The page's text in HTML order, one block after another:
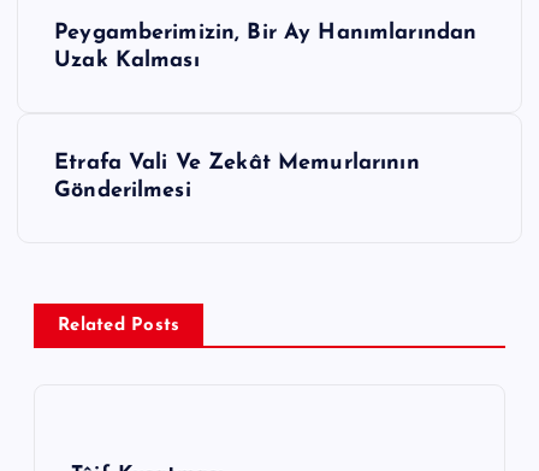
m
Peygamberimizin, Bir Ay Hanımlarından
Uzak Kalması
Etrafa Vali Ve Zekât Memurlarının
Gönderilmesi
Related Posts